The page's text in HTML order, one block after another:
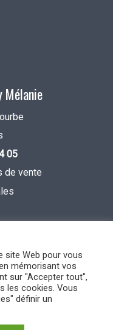
Mélanie
05
de vente
site Web pour vous
mémorisant vos
sur "Accepter tout",
les cookies. Vous
définir un